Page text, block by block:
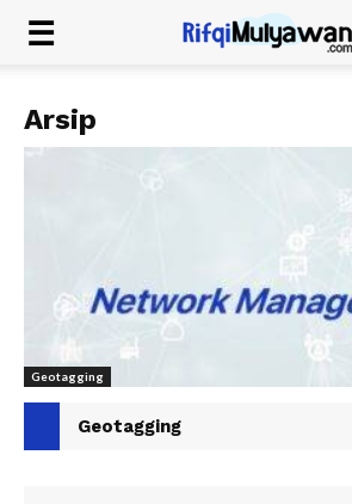
Arsip
Geotagging
Geotagging